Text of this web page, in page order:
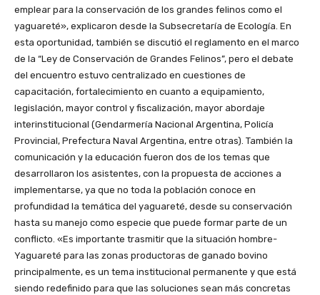
emplear para la conservación de los grandes felinos como el
yaguareté», explicaron desde la Subsecretaría de Ecología. En
esta oportunidad, también se discutió el reglamento en el marco
de la “Ley de Conservación de Grandes Felinos”, pero el debate
del encuentro estuvo centralizado en cuestiones de
capacitación, fortalecimiento en cuanto a equipamiento,
legislación, mayor control y fiscalización, mayor abordaje
interinstitucional (Gendarmería Nacional Argentina, Policía
Provincial, Prefectura Naval Argentina, entre otras). También la
comunicación y la educación fueron dos de los temas que
desarrollaron los asistentes, con la propuesta de acciones a
implementarse, ya que no toda la población conoce en
profundidad la temática del yaguareté, desde su conservación
hasta su manejo como especie que puede formar parte de un
conflicto. «Es importante trasmitir que la situación hombre-
Yaguareté para las zonas productoras de ganado bovino
principalmente, es un tema institucional permanente y que está
siendo redefinido para que las soluciones sean más concretas